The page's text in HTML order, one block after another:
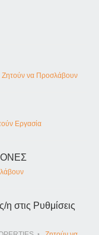
Ζητούν να Προσλάβουν
Εργασία
η στις Ρυθμίσεις